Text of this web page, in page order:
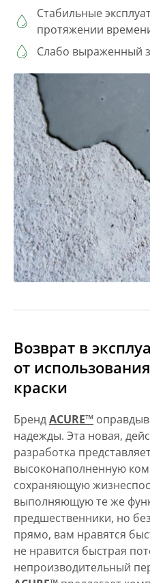
Стабильные
протяжении
Слабо выраженный
Возврат в
от
краски
БрендACURE™
надежды. Эта новая,
разработка
высоконаполненную
сохраняющую
выполняющую те же
предшественники, но
прямо, вам нравятся
не нравится быстрая
непроизводительный